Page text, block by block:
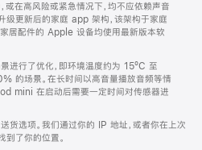
或在高风险或紧急情况下，均不应依赖声音
级更新后的家庭 app 架构，该架构于家庭
居配件的 Apple 设备均使用最新版本软
进行了优化，即环境温度约为 15ºC 至
的场景。在长时间以高音量播放音频等情
mini 在启动后需要一定时间对传感器进
货选项。我们通过你的 IP 地址，或者你在上次
了你的位置。